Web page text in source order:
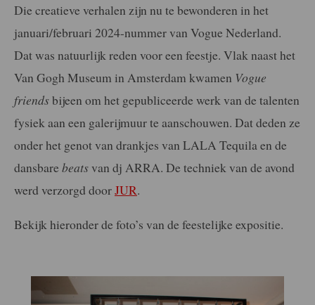
Die creatieve verhalen zijn nu te bewonderen in het
januari/februari 2024-nummer van Vogue Nederland.
Dat was natuurlijk reden voor een feestje. Vlak naast het
Van Gogh Museum in Amsterdam kwamen Vogue
friendsbijeen om het gepubliceerde werk van de talenten
fysiek aan een galerijmuur te aanschouwen. Dat deden ze
onder het genot van drankjes van LALA Tequila en de
dansbare beatsvan dj ARRA. De techniek van de avond
werd verzorgd doorJUR.
Bekijk hieronder de foto’s van de feestelijke expositie.